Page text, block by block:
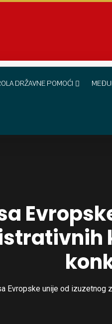
DRŽAVNE POMOĆI
Evropske unije od izuzetnog